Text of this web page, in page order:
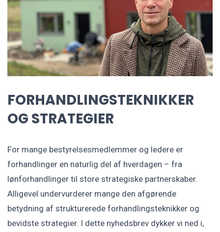
FORHANDLINGSTEKNIKKER
OG STRATEGIER
For mange bestyrelsesmedlemmer og ledere er
forhandlinger en naturlig del af hverdagen – fra
lønforhandlinger til store strategiske partnerskaber.
Alligevel undervurderer mange den afgørende
betydning af strukturerede forhandlingsteknikker og
bevidste strategier. I dette nyhedsbrev dykker vi ned i,